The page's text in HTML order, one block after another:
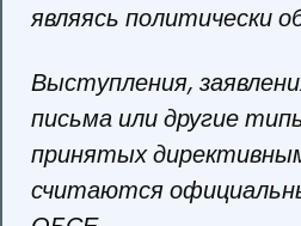
являясь политически
Выступления,
письма или другие
принятых
считаются